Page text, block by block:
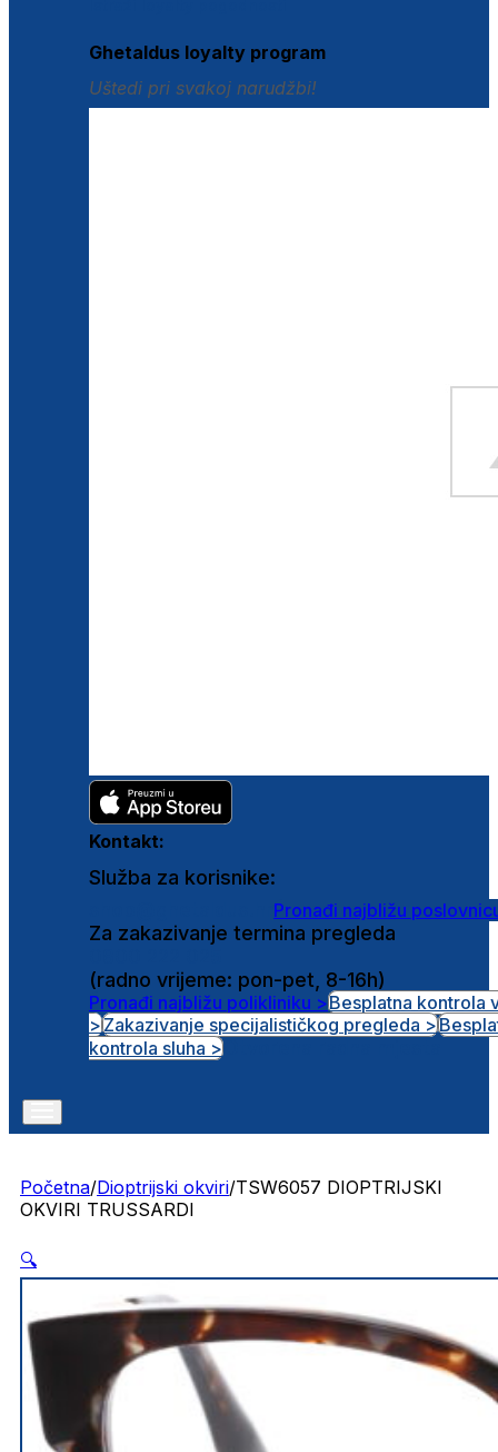
Ghetaldus loyalty program
Uštedi pri svakoj narudžbi!
Kontakt:
Služba za korisnike:
Pronađi najbližu
Za zakazivanje termina pregleda
(radno vrijeme: pon-pet, 8-16h)
Pronađi najbližu polikliniku >Besplatna kontrola
>Zakazivanje specijalističkog pregleda >
kontrola sluha >
Početna/Dioptrijski okviri/TSW6057 DIOPTRIJSKI
OKVIRI TRUSSARDI
🔍